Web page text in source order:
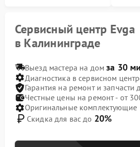
Сервисный центр Evga
в Калининграде
Выезд мастера на домза 30
Диагностика в сервисном
Гарантия на ремонт и запчасти
Честные цены на ремонт - от
Оригинальные комплектующие
Скидка для вас до 20%